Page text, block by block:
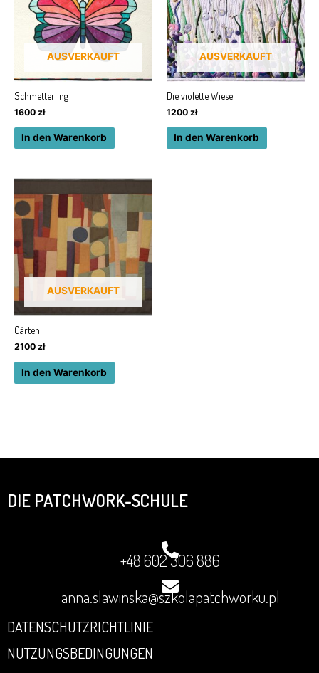
AUSVERKAUFT
Schmetterling
1600 zł
In den Warenkorb
AUSVERKAUFT
Die violette Wiese
1200 zł
In den Warenkorb
AUSVERKAUFT
Gärten
2100 zł
In den Warenkorb
DIE PATCHWORK-SCHULE
+48 602 306 886
anna.slawinska@szkolapatchworku.pl
DATENSCHUTZRICHTLINIE
NUTZUNGSBEDINGUNGEN